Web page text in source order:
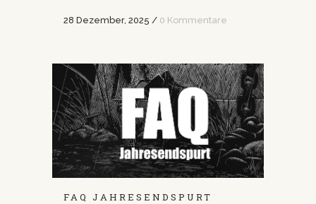
28 Dezember, 2025 / 0 Kommentare
FAQ JAHRESENDSPURT